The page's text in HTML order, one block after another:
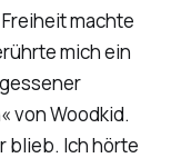
machte
mich ein
von Woodkid.
blieb. Ich hörte